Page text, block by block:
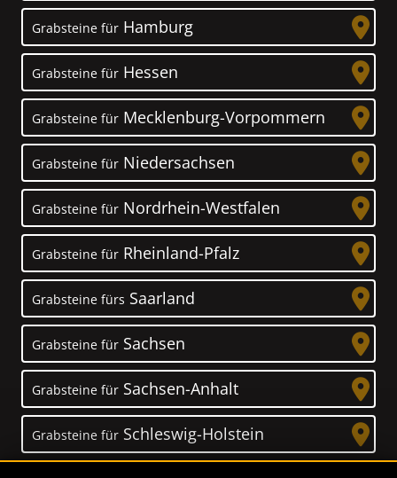
Grabsteine für Hamburg
Grabsteine für Hessen
Grabsteine für Mecklenburg-Vorpommern
Grabsteine für Niedersachsen
Grabsteine für Nordrhein-Westfalen
Grabsteine für Rheinland-Pfalz
Grabsteine fürs Saarland
Grabsteine für Sachsen
Grabsteine für Sachsen-Anhalt
Grabsteine für Schleswig-Holstein